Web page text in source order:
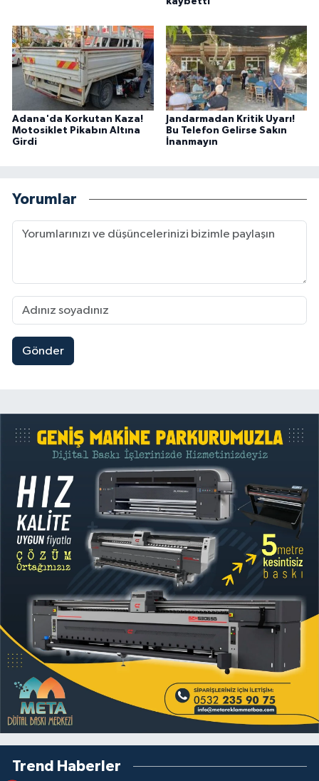
Adana'da Korkutan Kaza!
Motosiklet Pikabın Altına
Girdi
Jandarmadan Kritik Uyarı!
Bu Telefon Gelirse Sakın
İnanmayın
Yorumlar
Gönder
Trend Haberler